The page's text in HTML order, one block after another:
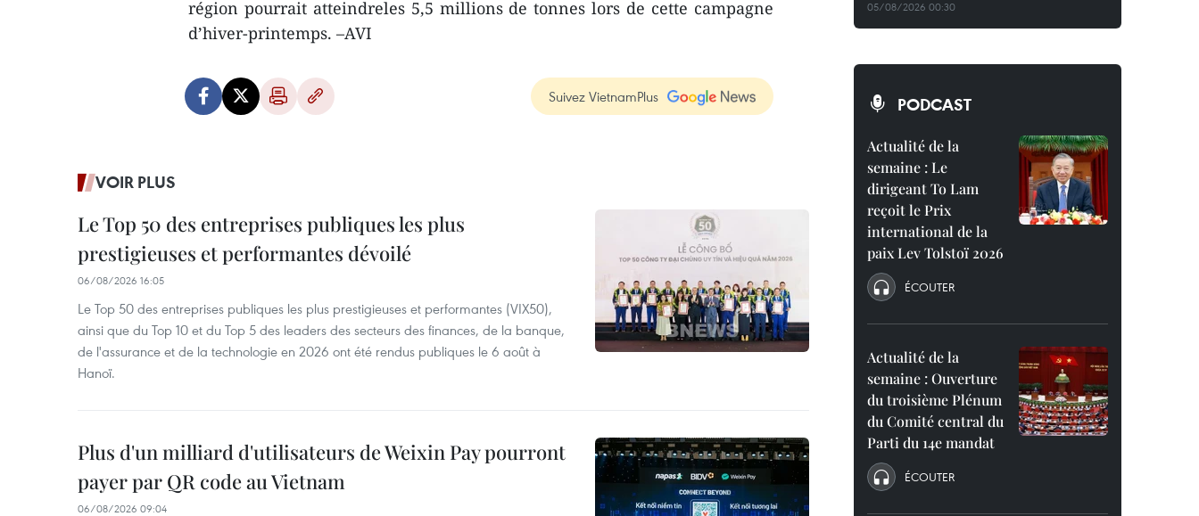
région pourrait atteindreles 5,5 millions de tonnes lors de cette campagne
d’hiver-printemps. –AVI
Suivez VietnamPlus
VOIR PLUS
Le Top 50 des entreprises publiques les plus
prestigieuses et performantes dévoilé
06/08/2026 16:05
Le Top 50 des entreprises publiques les plus prestigieuses et performantes (VIX50),
ainsi que du Top 10 et du Top 5 des leaders des secteurs des finances, de la banque,
de l'assurance et de la technologie en 2026 ont été rendus publiques le 6 août à
Hanoï.
Plus d'un milliard d'utilisateurs de Weixin Pay pourront
payer par QR code au Vietnam
06/08/2026 09:04
05/08/2026 00:30
PODCAST
Actualité de la
semaine : Le
dirigeant To Lam
reçoit le Prix
international de la
paix Lev Tolstoï 2026
ÉCOUTER
Actualité de la
semaine : Ouverture
du troisième Plénum
du Comité central du
Parti du 14e mandat
ÉCOUTER